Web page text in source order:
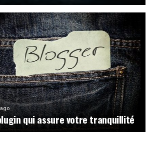
qui assure votre tranquillité